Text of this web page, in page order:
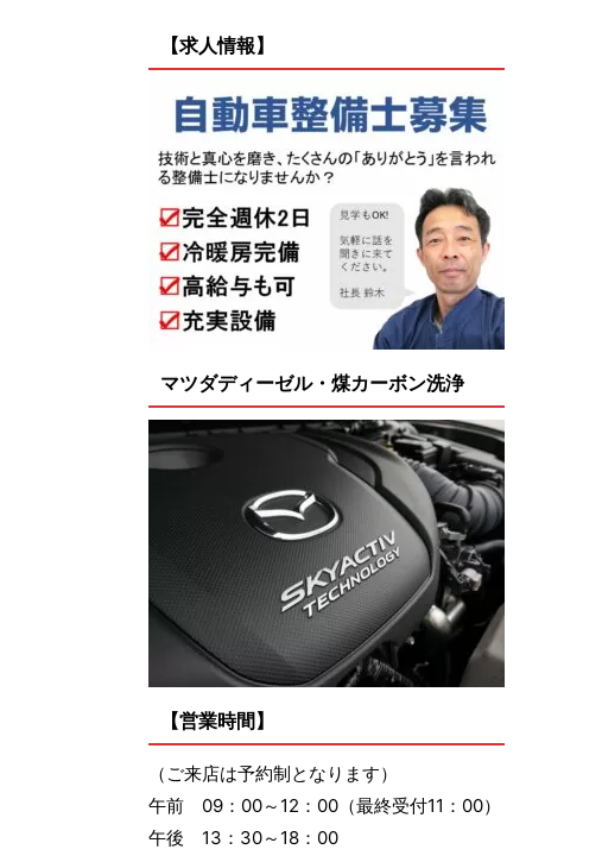
【求人情報】
マツダディーゼル・煤カーボン洗浄
【営業時間】
（ご来店は予約制となります）
午前 09：00～12：00（最終受付11：00）
午後 13：30～18：00